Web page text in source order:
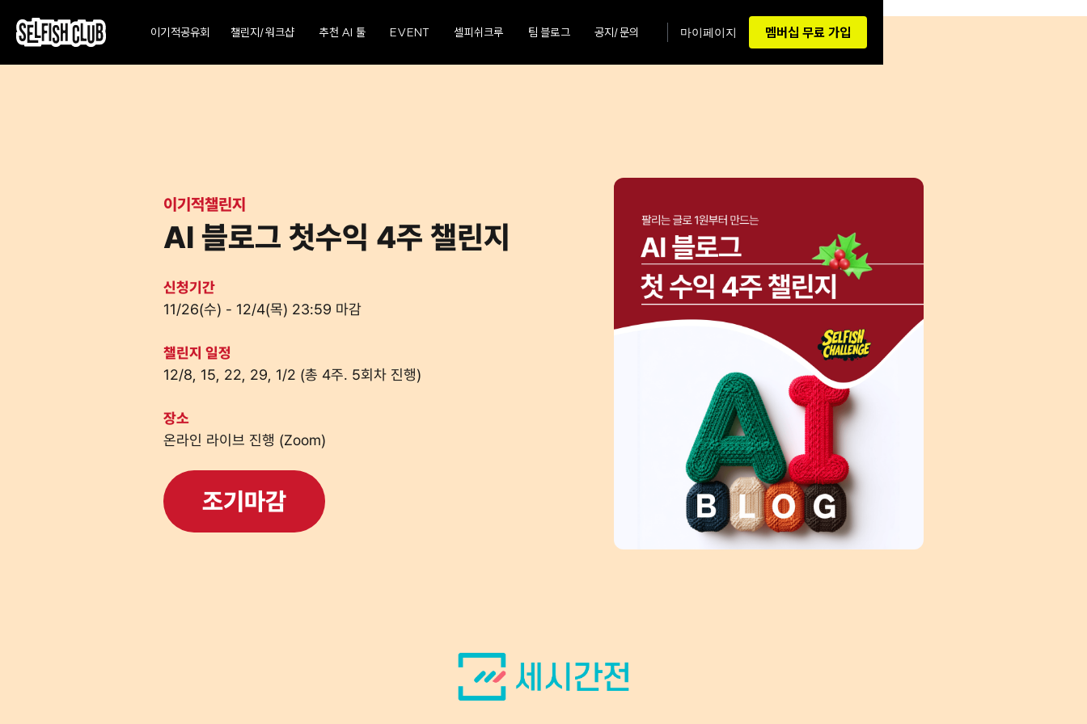
이기적공유회 챌린지/워크샵 추천 AI 툴 EVENT 셀피쉬크루 팀 블로그 공지/문의 마이페이지 멤버십 무료 가입
이기적챌린지
AI 블로그 첫수익 4주 챌린지
신청기간
11/26(수) - 12/4(목) 23:59 마감
챌린지 일정
12/8, 15, 22, 29, 1/2 (총 4주. 5회차 진행)
장소
온라인 라이브 진행 (Zoom)
조기마감